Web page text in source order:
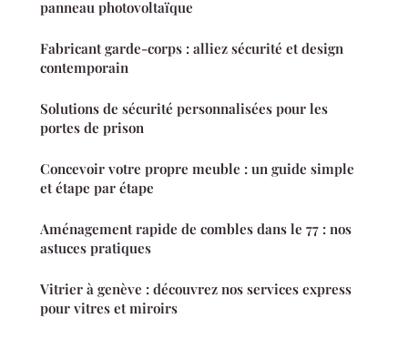
panneau photovoltaïque
Fabricant garde-corps : alliez sécurité et design
contemporain
Solutions de sécurité personnalisées pour les
portes de prison
Concevoir votre propre meuble : un guide simple
et étape par étape
Aménagement rapide de combles dans le 77 : nos
astuces pratiques
Vitrier à genève : découvrez nos services express
pour vitres et miroirs